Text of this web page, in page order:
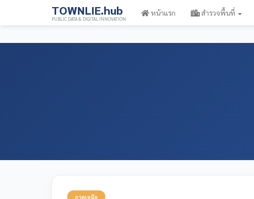
TOWNLIE.hub
PUBLIC DATA & DIGITAL INNOVATION
หน้าแรก สำรวจพื้นที่
ภาคเหนือ